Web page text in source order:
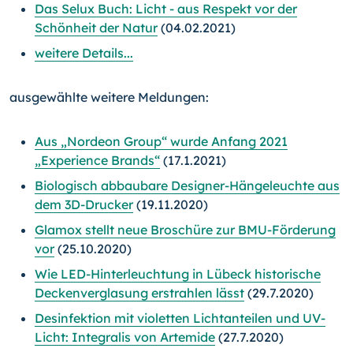
Das Selux Buch: Licht - aus Respekt vor der
Schönheit der Natur(04.02.2021)
weitere Details...
ausgewählte weitere Meldungen:
Aus „Nordeon Group“ wurde Anfang 2021
„Experience Brands“ (17.1.2021)
Biologisch abbaubare Designer-Hängeleuchte aus
dem 3D-Drucker(19.11.2020)
Glamox stellt neue Broschüre zur BMU-Förderung
vor(25.10.2020)
Wie LED-Hinterleuchtung in Lübeck historische
Deckenverglasung erstrahlen lässt (29.7.2020)
Desinfektion mit violetten Lichtanteilen und UV-
Licht: Integralis von Artemide (27.7.2020)